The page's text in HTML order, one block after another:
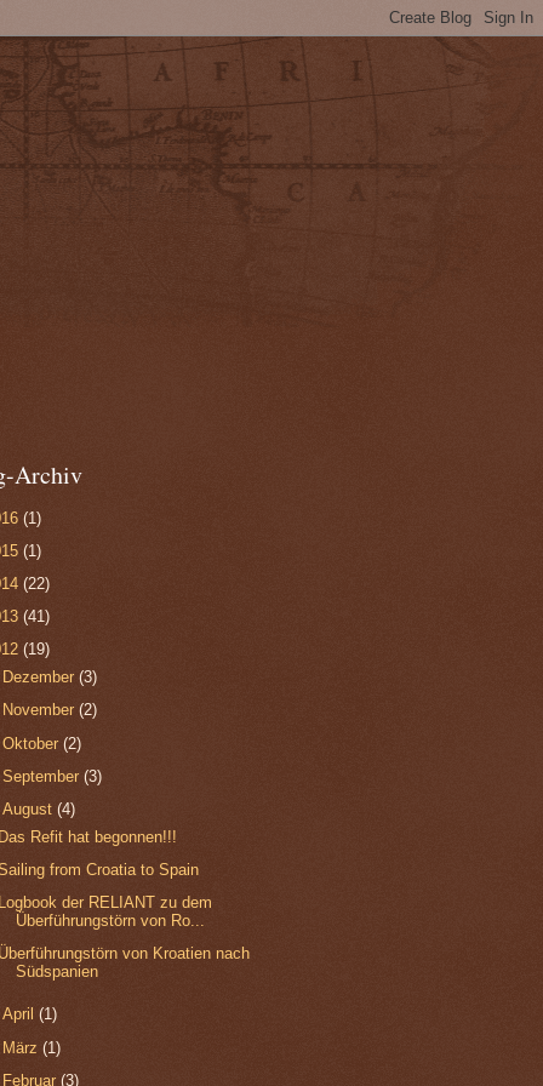
Archiv
(1)
(1)
(22)
(41)
(19)
Dezember(3)
November(2)
Oktober(2)
September(3)
August(4)
Refit hat begonnen!!!
from Croatia to Spain
der RELIANT zu dem
Überführungstörn von Ro...
von Kroatien nach
Südspanien
April(1)
März(1)
Februar(3)